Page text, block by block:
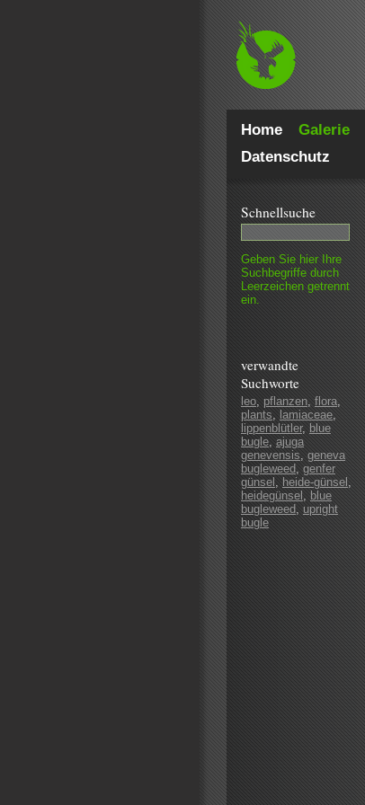
Home Galerie
Datenschutz
Schnell­suche
Geben Sie hier Ihre
Such­begriffe durch
Leer­zeichen getrennt
ein.
verwandte
Suchworte
leo, pflanzen, flora,
plants, lamiaceae,
lippenblütler, blue
bugle, ajuga
genevensis, geneva
bugleweed, genfer
günsel , heide-günsel ,
heidegünsel , blue
bugleweed, upright
bugle